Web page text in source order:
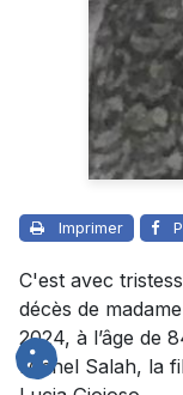
Imprimer
C'est avec
décès de
2024, à l’âge de
Michel Salah, la